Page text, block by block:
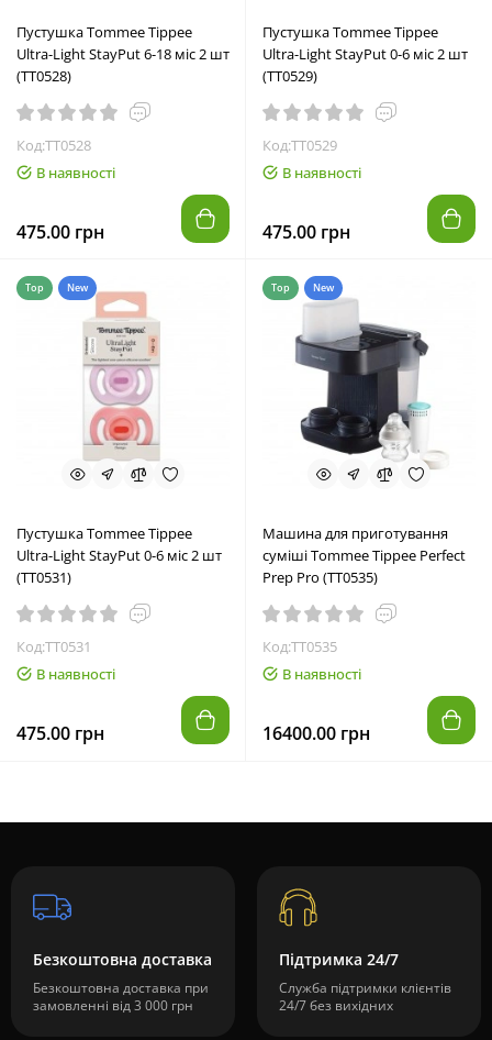
Пустушка Tommee Tippee
Ultra-Light StayPut 6-18 міс 2 шт
(TT0528)
Код:TT0528
В наявності
475.00 грн
Пустушка Tommee Tippee
Ultra-Light StayPut 0-6 міс 2 шт
(TT0529)
Код:TT0529
В наявності
475.00 грн
Top New
Пустушка Tommee Tippee
Ultra-Light StayPut 0-6 міс 2 шт
(TT0531)
Код:TT0531
В наявності
475.00 грн
Top New
Машина для приготування
суміші Tommee Tippee Perfect
Prep Pro (TT0535)
Код:TT0535
В наявності
16400.00 грн
Безкоштовна доставка
Безкоштовна доставка при
замовленні від 3 000 грн
Підтримка 24/7
Служба підтримки клієнтів
24/7 без вихідних